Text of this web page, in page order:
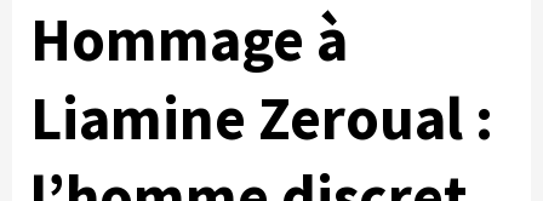
Hommage à
Liamine Zeroual :